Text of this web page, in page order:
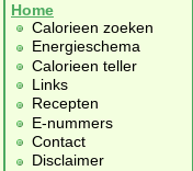
Home
Calorieen zoeken
Energieschema
Calorieen teller
Links
Recepten
E-nummers
Contact
Disclaimer